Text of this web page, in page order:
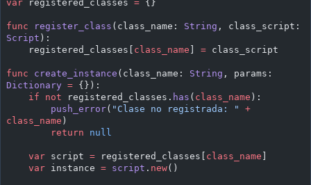
var registered_classes = {}
func register_class (class_name: String
Script ):
    registered_classes[
class_name = class_script
func create_instance (class_name: String
Dictionary = {}):
    if
not registered_classes. has ( class_name ):
        push_error
( "Clase no registrada: "
+
class_name )
        return
null
    var
script = registered_classes[ class_name
    var
instance = script . new()